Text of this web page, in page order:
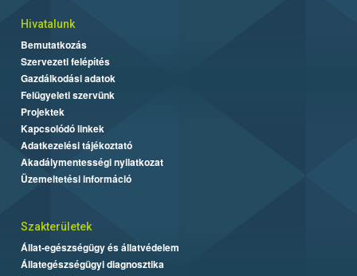
Hivatalunk
Bemutatkozás
Szervezeti felépítés
Gazdálkodási adatok
Felügyeleti szervünk
Projektek
Kapcsolódó linkek
Adatkezelési tájékoztató
Akadálymentességi nyilatkozat
Üzemeltetési információ
Szakterületek
Állat-egészségügy és állatvédelem
Állategészségügyi diagnosztika